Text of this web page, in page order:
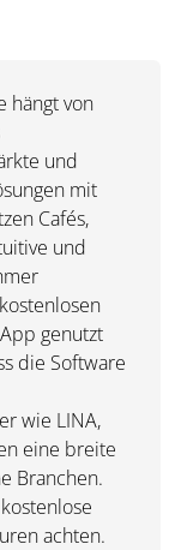
hängt von
und
mit
Cafés,
und
genutzt
die Software
wie LINA,
eine breite
Branchen.
achten.